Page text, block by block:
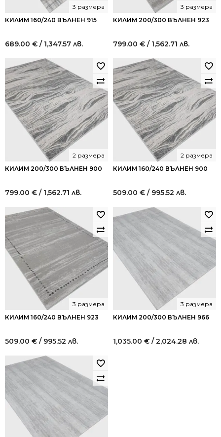
КИЛИМ 160/240 ВЪЛНЕН 915
3 размера
689.00 € / 1,347.57 лв.
КИЛИМ 200/300 ВЪЛНЕН 923
3 размера
799.00 € / 1,562.71 лв.
КИЛИМ 200/300 ВЪЛНЕН 900
2 размера
799.00 € / 1,562.71 лв.
КИЛИМ 160/240 ВЪЛНЕН 900
2 размера
509.00 € / 995.52 лв.
КИЛИМ 160/240 ВЪЛНЕН 923
3 размера
509.00 € / 995.52 лв.
КИЛИМ 200/300 ВЪЛНЕН 966
3 размера
1,035.00 € / 2,024.28 лв.